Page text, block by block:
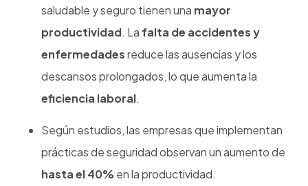
saludable y seguro tienen una mayor
productividad. La falta de accidentes y
enfermedadesreduce las ausencias y los
descansos prolongados, lo que aumenta la
eficiencia laboral.
Según estudios, las empresas que implementan
prácticas de seguridad observan un aumento de
hasta el 40% en la productividad.